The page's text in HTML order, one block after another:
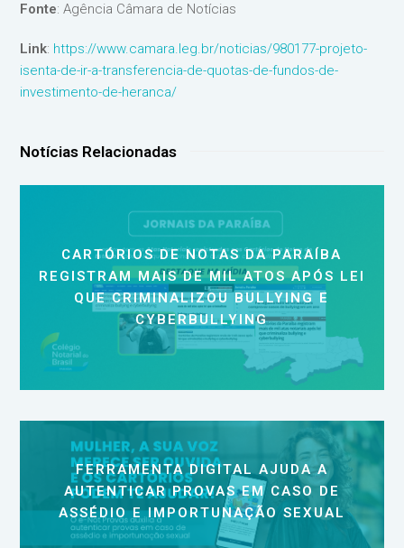
Fonte: Agência Câmara de Notícias
Link: https://www.camara.leg.br/noticias/980177-projeto-
isenta-de-ir-a-transferencia-de-quotas-de-fundos-de-
investimento-de-heranca/
Notícias Relacionadas
CARTÓRIOS DE NOTAS DA PARAÍBA
REGISTRAM MAIS DE MIL ATOS APÓS LEI
QUE CRIMINALIZOU BULLYING E
CYBERBULLYING
FERRAMENTA DIGITAL AJUDA A
AUTENTICAR PROVAS EM CASO DE
ASSÉDIO E IMPORTUNAÇÃO SEXUAL